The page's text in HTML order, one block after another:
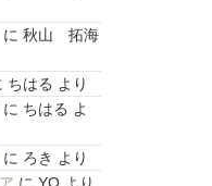
に 秋山 拓海
ちはる より
に ちはる よ
に ろき より